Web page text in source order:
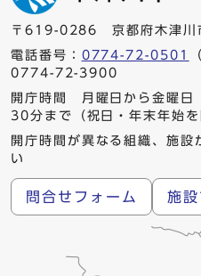
〒619-0286 京都府木津川
電話番号： 0774-72-0501
0774-72-3900
開庁時間 月曜日から金曜
30分まで（祝日・年末年始を
開庁時間が異なる組織、施設
い
問合せフォーム 施